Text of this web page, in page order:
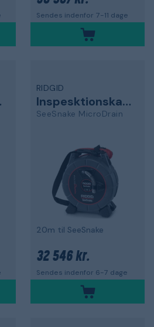
Sendes indenfor 7-11 dage
RIDGID
Inspesktionskamera
SeeSnake MicroDrain
20m til SeeSnake
32 546 kr.
Sendes indenfor 6-7 dage